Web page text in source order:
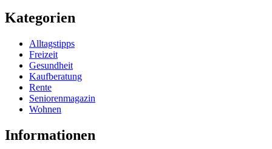
Kategorien
Alltagstipps
Freizeit
Gesundheit
Kaufberatung
Rente
Seniorenmagazin
Wohnen
Informationen